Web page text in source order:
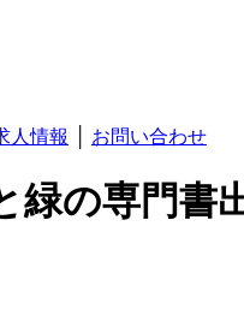
人情報 お問い合わせ
緑の専門書